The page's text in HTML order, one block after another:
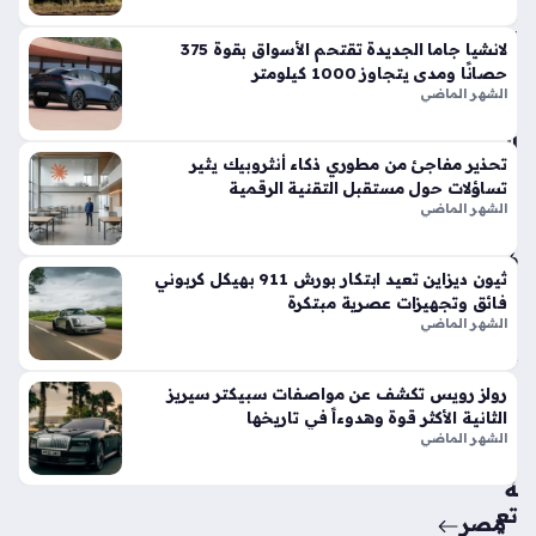
الأ
وا
الح
الي
ة
6
أيام
حق
ق
من
ة
تع
لانشيا جاما الجديدة تقتحم الأسواق بقوة 375
حصانًا ومدى يتجاوز 1000 كيلومتر
الشهر الماضي
تحذير مفاجئ من مطوري ذكاء أنثروبيك يثير
تساؤلات حول مستقبل التقنية الرقمية
الشهر الماضي
ثيون ديزاين تعيد ابتكار بورش 911 بهيكل كربوني
فائق وتجهيزات عصرية مبتكرة
الشهر الماضي
رولز رويس تكشف عن مواصفات سبيكتر سيريز
الثانية الأكثر قوة وهدوءاً في تاريخها
الشهر الماضي
مصر